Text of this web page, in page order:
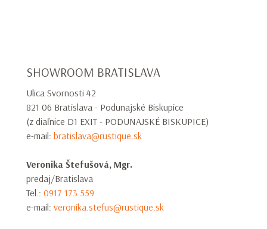
Vaša požiadavka bola úspešne odoslaná.
SHOWROOM BRATISLAVA
Ulica Svornosti 42
821 06 Bratislava - Podunajské Biskupice
(z diaľnice D1 EXIT - PODUNAJSKÉ BISKUPICE)
e-mail: bratislava@rustique.sk
Veronika Štefušová, Mgr.
predaj/Bratislava
Tel.: 0917 173 559
e-mail: veronika.stefus@rustique.sk